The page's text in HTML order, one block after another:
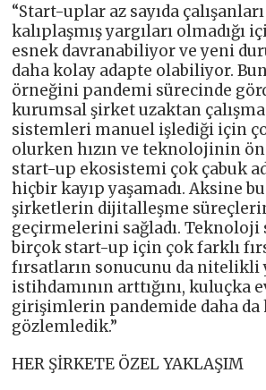
“Start-uplar az sayıda
kalıplaşmış yargıları olmadığı
esnek davranabiliyor ve yeni
daha kolay adapte olabiliyor.
örneğini pandemi sürecinde
kurumsal şirket uzaktan
sistemleri manuel işlediği için
olurken hızın ve teknolojinin
start-up ekosistemi çok çabuk
hiçbir kayıp yaşamadı. Aksine
şirketlerin dijitalleşme
geçirmelerini sağladı.
birçok start-up için çok farklı
fırsatların sonucunu da nitelikli
istihdamının arttığını, kuluçka
girişimlerin pandemide daha da
gözlemledik.”
HER ŞİRKETE ÖZEL YAKLAŞIM